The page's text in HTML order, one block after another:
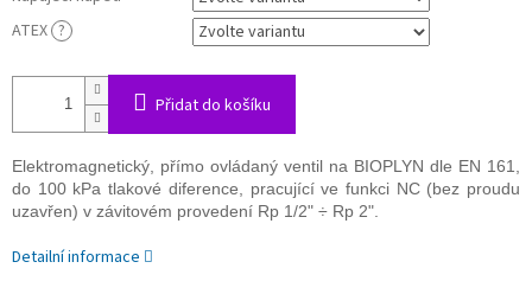
ATEX ?
Přidat do košíku
Elektromagnetický, přímo ovládaný ventil na BIOPLYN dle EN 161,
do 100 kPa tlakové diference, pracující ve funkci NC (bez proudu
uzavřen) v závitovém provedení Rp 1/2" ÷ Rp 2".
Detailní informace